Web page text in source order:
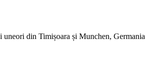
uneori din Timișoara și Munchen, Germania